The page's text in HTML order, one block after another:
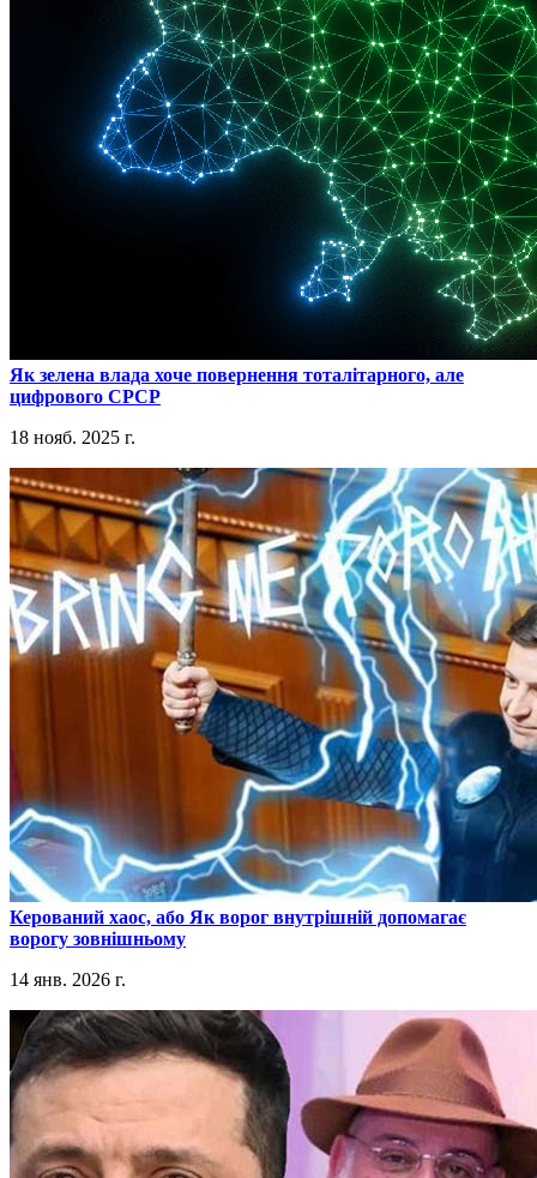
​Як зелена влада хоче повернення тоталітарного, але
цифрового СРСР
18 нояб. 2025 г.
​Керований хаос, або Як ворог внутрішній допомагає
ворогу зовнішньому
14 янв. 2026 г.